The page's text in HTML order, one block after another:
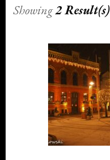
Showing2 Result(s)